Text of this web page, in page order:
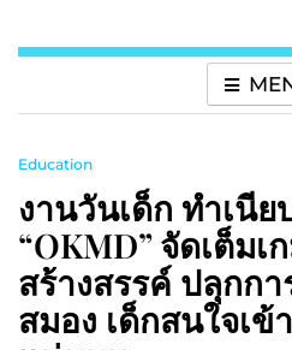
Education
งานวันเด็ก ทำเนี
“OKMD” จัดเต็มเ
สร้างสรรค์ ปลุกก
สมอง เด็กสนใจเข้